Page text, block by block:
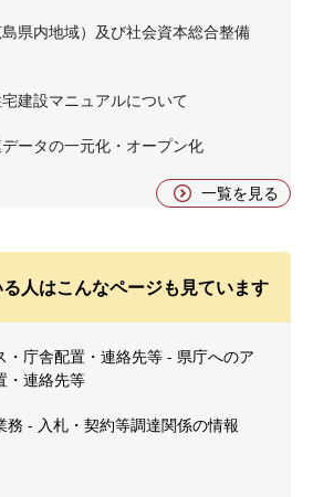
県内地域）及び社会資本総合整備
建設マニュアルについて
ータの一元化・オープン化
一覧を見る
人はこんなページも見ています
・庁舎配置・連絡先等 - 県庁へのア
・連絡先等
務 - 入札・契約等調達関係の情報